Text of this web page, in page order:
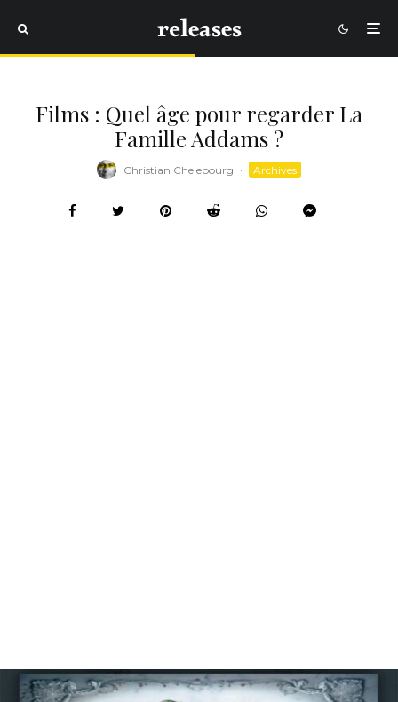
Films : Quel âge pour regarder La
Famille Addams ?
Christian Chelebourg · Archives